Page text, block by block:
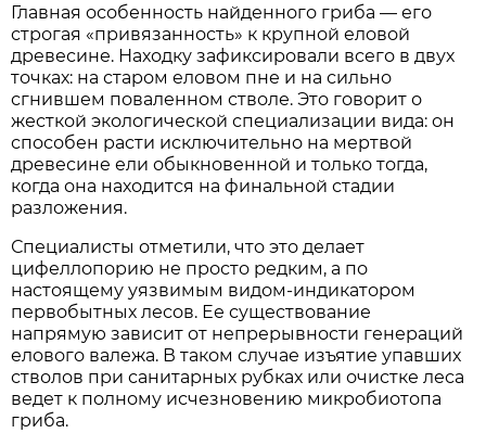
Главная особенность найденного гриба — его
строгая «привязанность» к крупной еловой
древесине. Находку зафиксировали всего в двух
точках: на старом еловом пне и на сильно
сгнившем поваленном стволе. Это говорит о
жесткой экологической специализации вида: он
способен расти исключительно на мертвой
древесине ели обыкновенной и только тогда,
когда она находится на финальной стадии
разложения.
Специалисты отметили, что это делает
цифеллопорию не просто редким, а по
настоящему уязвимым видом-индикатором
первобытных лесов. Ее существование
напрямую зависит от непрерывности генераций
елового валежа. В таком случае изъятие упавших
стволов при санитарных рубках или очистке леса
ведет к полному исчезновению микробиотопа
гриба.